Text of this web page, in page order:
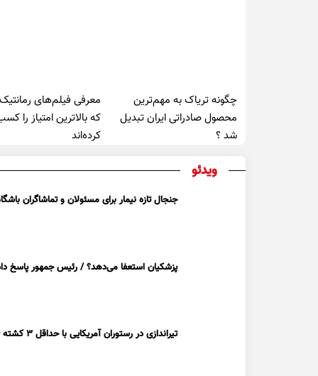
چگونه تریاک به مهم‌ترین
محصول صادراتی ایران تبدیل
شد ؟
معرفی فیلم‌های
که بالاترین امتیاز را
کرده‌اند
ویدئو
جنجال تازه نیمار برای مسئولان و تماشاگران
پزشکیان استعفا می‌دهد؟ / رئیس جمهور پاسخ
تیراندازی در رستوران آمریکایی با حداقل ۳ کشته + ویدیو